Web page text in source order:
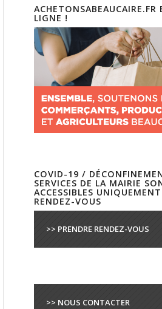
ACHETONSABEAUCAIRE.FR
LIGNE !
COVID-19 /
SERVICES DE LA MAIRIE
ACCESSIBLES
RENDEZ-VOUS
>> PRENDRE RENDEZ-VOUS
>> NOUS CONTACTER